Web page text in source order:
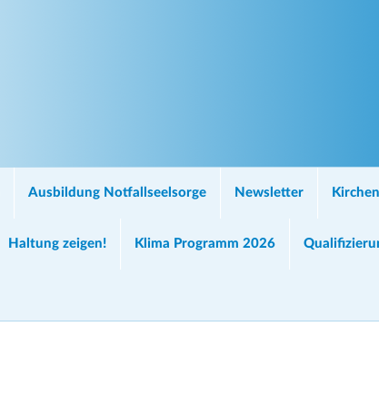
Ausbildung Notfallseelsorge Newsletter
Haltung zeigen! Klima Programm 2026